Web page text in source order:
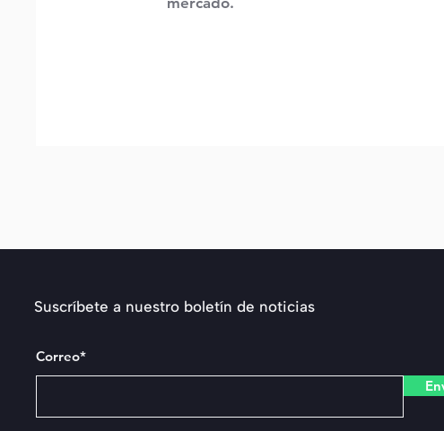
Suscríbete a nuestro boletín de noticias
Correo*